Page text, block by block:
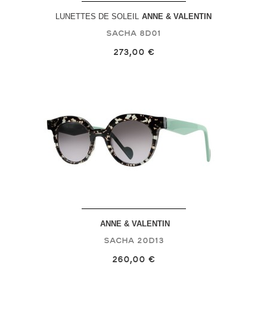
LUNETTES DE SOLEIL ANNE & VALENTIN
Sacha 8D01
273,00 €
ANNE & VALENTIN
Sacha 20D13
260,00 €